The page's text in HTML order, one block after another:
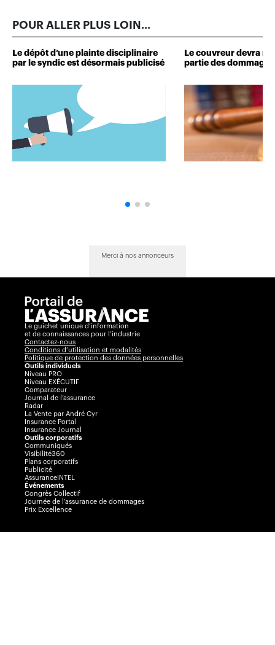
POUR ALLER PLUS LOIN...
Le dépôt d’une plainte disciplinaire
par le syndic est désormais publicisé
Le couvreur devra
partie des dommages
Merci à nos annonceurs
Le guichet unique d’information
et de connaissances pour l’industrie
Contactez-nous
Conditions d’utilisation et modalités
Politique de protection des données personnelles
Outils individuels
Niveau PRO
Niveau EXÉCUTIF
Comparateur
Journal de l’assurance
Radar
La Vente par André Cyr
Insurance Portal
Insurance Journal
Outils corporatifs
Communiqués
Visibilité360
Plans corporatifs
Publicité
AssuranceINTEL
Événements
Congrès Collectif
Journée de l’assurance de dommages
Prix Excellence